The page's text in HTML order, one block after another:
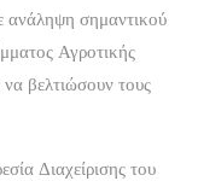
ανάληψη σημαντικού
Αγροτικής
να βελτιώσουν τους
Διαχείρισης του